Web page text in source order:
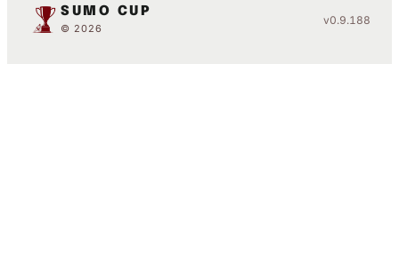
SUMO CUP
© 2026
v0.9.188